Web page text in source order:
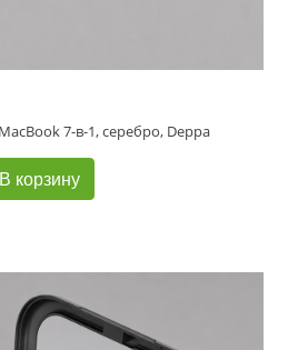
7-в-1, серебро, Deppa
В корзину